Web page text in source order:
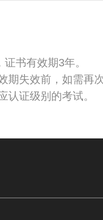
书有效期3年。
期失效前，如需再
认证级别的考试。